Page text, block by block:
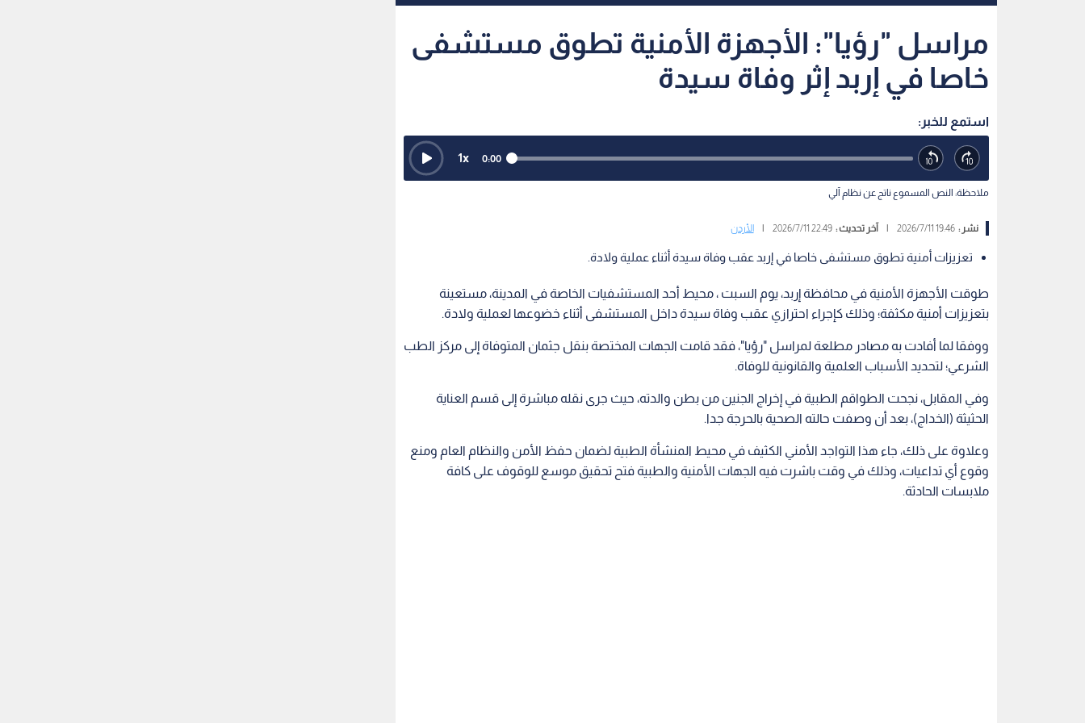
مراسل "رؤيا": الأجهزة الأمنية تطوق مستشفى
خاصا في إربد إثر وفاة سيدة
استمع للخبر:
0:00
1x
ملاحظة: النص المسموع ناتج عن نظام آلي
نشر :19:46 2026/7/11 آخر تحديث :22:49 2026/7/11 الأردن
تعزيزات أمنية تطوق مستشفى خاصا في إربد عقب وفاة سيدة أثناء عملية ولادة.
طوقت الأجهزة الأمنية في محافظة إربد، يوم السبت ، محيط أحد المستشفيات الخاصة في المدينة، مستعينة
بتعزيزات أمنية مكثفة؛ وذلك كإجراء احترازي عقب وفاة سيدة داخل المستشفى أثناء خضوعها لعملية ولادة.
ووفقا لما أفادت به مصادر مطلعة لمراسل "رؤيا"، فقد قامت الجهات المختصة بنقل جثمان المتوفاة إلى مركز الطب
الشرعي؛ لتحديد الأسباب العلمية والقانونية للوفاة.
وفي المقابل، نجحت الطواقم الطبية في إخراج الجنين من بطن والدته، حيث جرى نقله مباشرة إلى قسم العناية
الحثيثة (الخداج)، بعد أن وصفت حالته الصحية بالحرجة جدا.
وعلاوة على ذلك، جاء هذا التواجد الأمني الكثيف في محيط المنشأة الطبية لضمان حفظ الأمن والنظام العام ومنع
وقوع أي تداعيات، وذلك في وقت باشرت فيه الجهات الأمنية والطبية فتح تحقيق موسع للوقوف على كافة
ملابسات الحادثة.